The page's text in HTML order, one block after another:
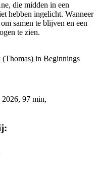
die midden in een
hebben ingelicht. Wanneer
samen te blijven en een
te zien.
(Thomas) in Beginnings
2026, 97 min,